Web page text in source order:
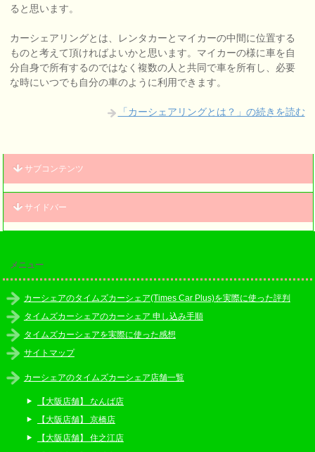
ると思います。
カーシェアリングとは、レンタカーとマイカーの中間に位置する
ものと考えて頂ければよいかと思います。マイカーの様に車を自
分自身で所有するのではなく複数の人と共同で車を所有し、必要
な時にいつでも自分の車のように利用できます。
「カーシェアリングとは？」の続きを読む
サブコンテンツ
サイドバー
メニュー
カーシェアのタイムズカーシェア(Times Car Plus)を実際に使った評判
タイムズカーシェアのカーシェア 申し込み手順
タイムズカーシェアを実際に使った感想
サイトマップ
カーシェアのタイムズカーシェア店舗一覧
【大阪店舗】 なんば店
【大阪店舗】 京橋店
【大阪店舗】 住之江店